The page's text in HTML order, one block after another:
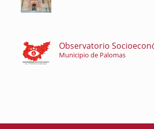
Observatorio
Municipio de Palomas